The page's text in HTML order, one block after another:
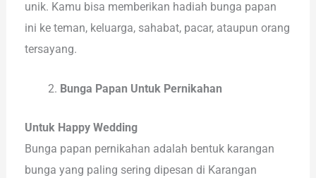
unik. Kamu bisa memberikan hadiah bunga papan
ini ke teman, keluarga, sahabat, pacar, ataupun orang
tersayang.
Bunga Papan Untuk Pernikahan
Untuk Happy Wedding
Bunga papan pernikahan adalah bentuk karangan
bunga yang paling sering dipesan di Karangan